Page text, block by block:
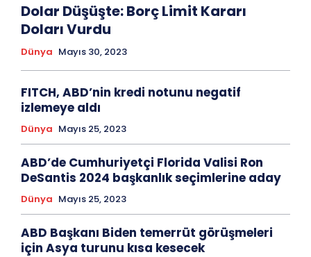
Dolar Düşüşte: Borç Limit Kararı
Doları Vurdu
Dünya Mayıs 30, 2023
FITCH, ABD’nin kredi notunu negatif
izlemeye aldı
Dünya Mayıs 25, 2023
ABD’de Cumhuriyetçi Florida Valisi Ron
DeSantis 2024 başkanlık seçimlerine aday
Dünya Mayıs 25, 2023
ABD Başkanı Biden temerrüt görüşmeleri
için Asya turunu kısa kesecek